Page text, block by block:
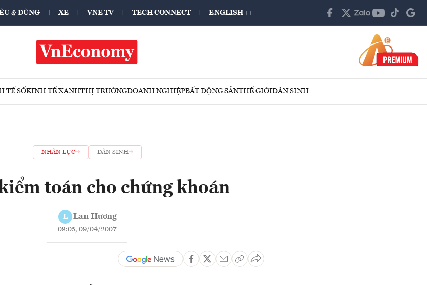
& DÙNG XE VNE TV TECH CONNECT ENGLISH ++
TẾ SỐKINH TẾ XANHTHỊ TRƯỜNGDOANH NGHIỆPBẤT ĐỘNG SẢNTHẾ GIỚIDÂN SINH
NHÂN LỰC DÂN SINH
toán cho chứng khoán
L Lan Hương
09:05, 09/04/2007